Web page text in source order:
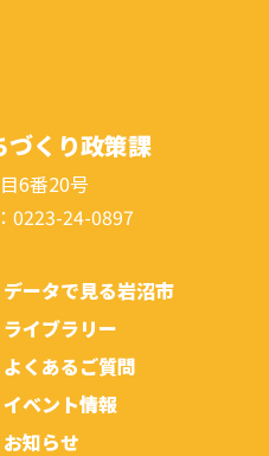
づくり政策課
6番20号
0223-24-0897
データで見る岩沼市
ライブラリー
よくあるご質問
イベント情報
お知らせ